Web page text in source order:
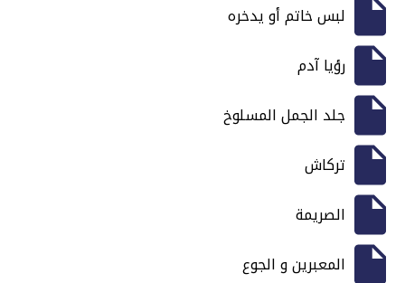
لبس خاتم أو يدخره
رؤيا آدم
جلد الجمل المسلوخ
تركاش
الصريمة
المعبرين و الجوع